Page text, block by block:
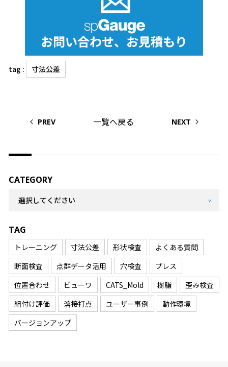
tag : 寸法公差
PREV 一覧へ戻る NEXT
CATEGORY
TAG
トレーニング 寸法公差 形状検査
よくある質問
断面検査
点群データ活用 穴検査
プレス
位置合わせ
ビューワ CATS_Mold 樹脂
歪み検査
組付け評価
溶接打点 ユーザー事例
動作環境
バージョンアップ